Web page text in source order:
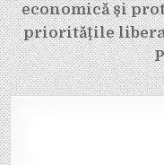
economică și
prioritățile